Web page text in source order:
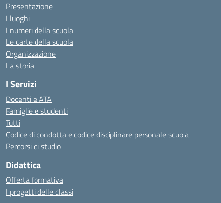
Presentazione
I luoghi
I numeri della scuola
Le carte della scuola
Organizzazione
La storia
I Servizi
Docenti e ATA
Famiglie e studenti
Tutti
Codice di condotta e codice disciplinare personale scuola
Percorsi di studio
Didattica
Offerta formativa
I progetti delle classi